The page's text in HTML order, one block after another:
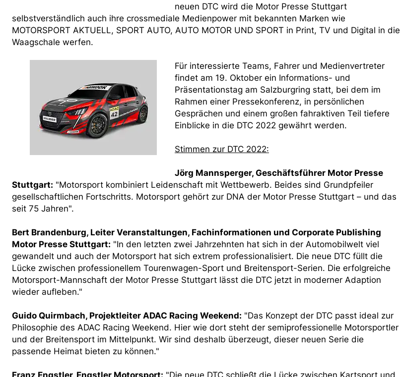
neuen DTC wird die Motor Presse Stuttgart
selbstverständlich auch ihre crossmediale Medienpower mit bekannten Marken wie
MOTORSPORT AKTUELL, SPORT AUTO, AUTO MOTOR UND SPORT in Print, TV und Digital in die
Waagschale werfen.
Für interessierte Teams, Fahrer und Medienvertreter
findet am 19. Oktober ein Informations- und
Präsentationstag am Salzburgring statt, bei dem im
Rahmen einer Pressekonferenz, in persönlichen
Gesprächen und einem großen fahraktiven Teil tiefere
Einblicke in die DTC 2022 gewährt werden.
Stimmen zur DTC 2022:
Jörg Mannsperger, Geschäftsführer Motor Presse
Stuttgart: "Motorsport kombiniert Leidenschaft mit Wettbewerb. Beides sind Grundpfeiler
gesellschaftlichen Fortschritts. Motorsport gehört zur DNA der Motor Presse Stuttgart – und das
seit 75 Jahren".
Bert Brandenburg, Leiter Veranstaltungen, Fachinformationen und Corporate Publishing
Motor Presse Stuttgart: "In den letzten zwei Jahrzehnten hat sich in der Automobilwelt viel
gewandelt und auch der Motorsport hat sich extrem professionalisiert. Die neue DTC füllt die
Lücke zwischen professionellem Tourenwagen-Sport und Breitensport-Serien. Die erfolgreiche
Motorsport-Mannschaft der Motor Presse Stuttgart lässt die DTC jetzt in moderner Adaption
wieder aufleben."
Guido Quirmbach, Projektleiter ADAC Racing Weekend: "Das Konzept der DTC passt ideal zur
Philosophie des ADAC Racing Weekend. Hier wie dort steht der semiprofessionelle Motorsportler
und der Breitensport im Mittelpunkt. Wir sind deshalb überzeugt, dieser neuen Serie die
passende Heimat bieten zu können."
Franz Engstler, Engstler Motorsport: "Die neue DTC schließt die Lücke zwischen Kartsport und